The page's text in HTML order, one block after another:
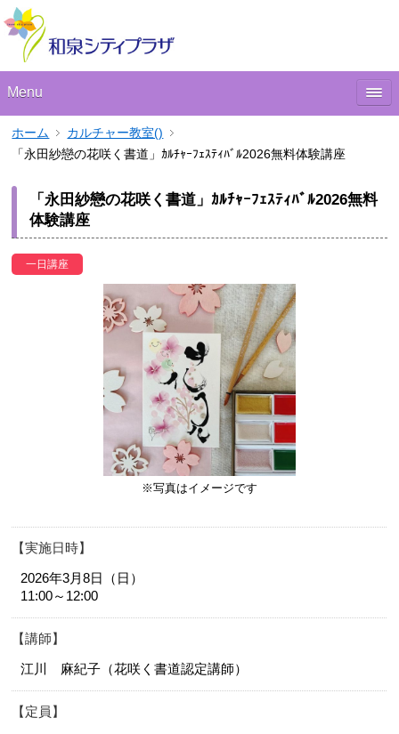
Menu
ホーム
カルチャー教室()
​「永田紗戀の花咲く書道」ｶﾙﾁｬｰﾌｪｽﾃｨﾊﾞﾙ2026無料体験講座
​「永田紗戀の花咲く書道」ｶﾙﾁｬｰﾌｪｽﾃｨﾊﾞﾙ2026無料
体験講座
一日講座
※写真はイメージです
実施日時
2026年3月8日（日）
11:00～12:00
講師
江川 麻紀子（花咲く書道認定講師）
定員